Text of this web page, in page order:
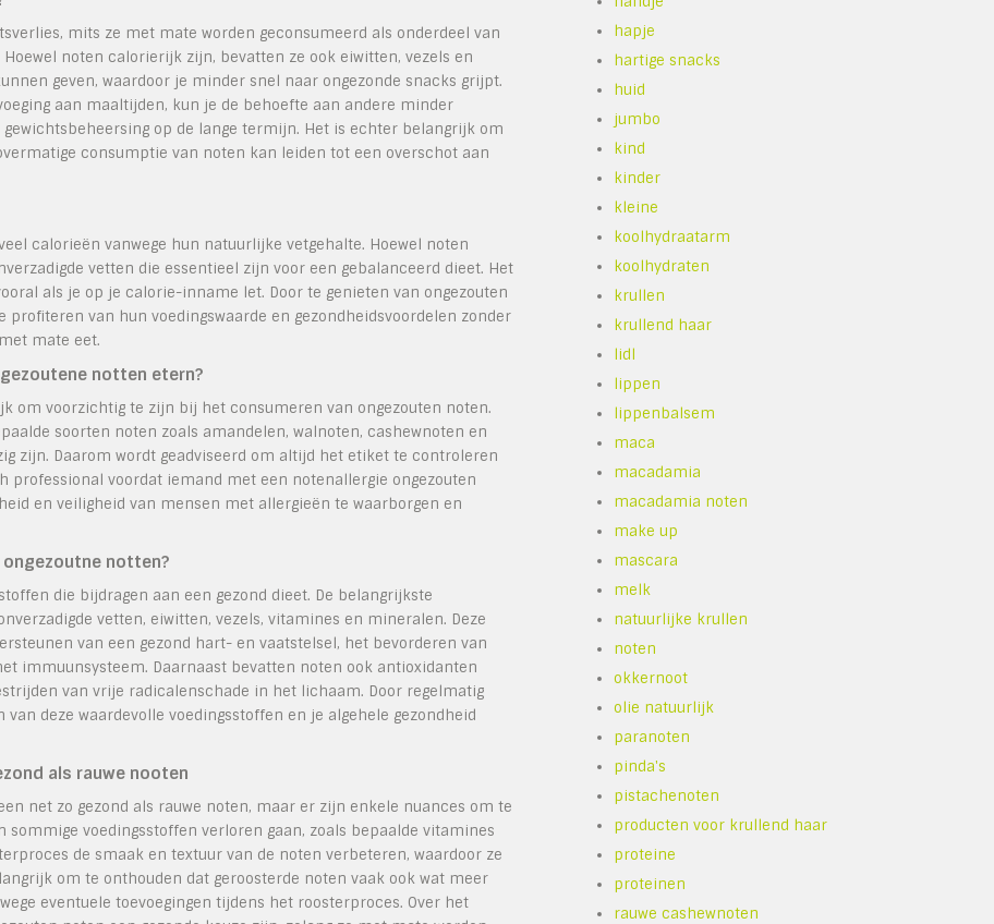
mits ze met mate worden geconsumeerd als onderdeel van
noten calorierijk zijn, bevatten ze ook eiwitten, vezels en
geven, waardoor je minder snel naar ongezonde snacks grijpt.
aan maaltijden, kun je de behoefte aan andere minder
op de lange termijn. Het is echter belangrijk om
consumptie van noten kan leiden tot een overschot aan
calorieën vanwege hun natuurlijke vetgehalte. Hoewel noten
vetten die essentieel zijn voor een gebalanceerd dieet. Het
als je op je calorie-inname let. Door te genieten van ongezouten
van hun voedingswaarde en gezondheidsvoordelen zonder
mate eet.
notten etern?
om voorzichtig te zijn bij het consumeren van ongezouten noten.
soorten noten zoals amandelen, walnoten, cashewnoten en
zijn. Daarom wordt geadviseerd om altijd het etiket te controleren
professional voordat iemand met een notenallergie ongezouten
en veiligheid van mensen met allergieën te waarborgen en
notten?
die bijdragen aan een gezond dieet. De belangrijkste
vetten, eiwitten, vezels, vitamines en mineralen. Deze
van een gezond hart- en vaatstelsel, het bevorderen van
immuunsysteem. Daarnaast bevatten noten ook antioxidanten
van vrije radicalenschade in het lichaam. Door regelmatig
deze waardevolle voedingsstoffen en je algehele gezondheid
als rauwe nooten
net zo gezond als rauwe noten, maar er zijn enkele nuances om te
voedingsstoffen verloren gaan, zoals bepaalde vitamines
de smaak en textuur van de noten verbeteren, waardoor ze
om te onthouden dat geroosterde noten vaak ook wat meer
eventuele toevoegingen tijdens het roosterproces. Over het
hapje
hartige snacks
huid
jumbo
kind
kinder
kleine
koolhydraatarm
koolhydraten
krullen
krullend haar
lidl
lippen
lippenbalsem
maca
macadamia
macadamia noten
make up
mascara
melk
natuurlijke krullen
noten
okkernoot
olie natuurlijk
paranoten
pinda's
pistachenoten
producten voor krullend haar
proteine
proteinen
rauwe cashewnoten